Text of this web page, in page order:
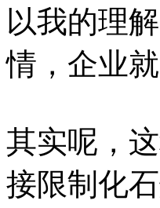
以我的理
情，企业
其实呢，
接限制化